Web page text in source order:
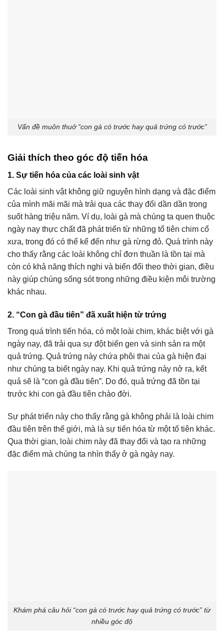
Vấn đề muôn thuở “con gà có trước hay quả trứng có trước”
Giải thích theo góc độ tiến hóa
1. Sự tiến hóa của các loài sinh vật
Các loài sinh vật không giữ nguyên hình dạng và đặc điểm
của mình mãi mãi mà trải qua các thay đổi dần dần trong
suốt hàng triệu năm. Ví dụ, loài gà mà chúng ta quen thuộc
ngày nay thực chất đã phát triển từ những tổ tiên chim cổ
xưa, trong đó có thể kể đến như gà rừng đỏ. Quá trình này
cho thấy rằng các loài không chỉ đơn thuần là tồn tại mà
còn có khả năng thích nghi và biến đổi theo thời gian, điều
này giúp chúng sống sót trong những điều kiện môi trường
khác nhau.
2. “Con gà đầu tiên” đã xuất hiện từ trứng
Trong quá trình tiến hóa, có một loài chim, khác biệt với gà
ngày nay, đã trải qua sự đột biến gen và sinh sản ra một
quả trứng. Quả trứng này chứa phôi thai của gà hiện đại
như chúng ta biết ngày nay. Khi quả trứng này nở ra, kết
quả sẽ là “con gà đầu tiên”. Do đó, quả trứng đã tồn tại
trước khi con gà đầu tiên chào đời.
Sự phát triển này cho thấy rằng gà không phải là loài chim
đầu tiên trên thế giới, mà là sự tiến hóa từ một tổ tiên khác.
Qua thời gian, loài chim này đã thay đổi và tạo ra những
đặc điểm mà chúng ta nhìn thấy ở gà ngày nay.
Khám phá câu hỏi “con gà có trước hay quả trứng có trước” từ
nhiều góc độ